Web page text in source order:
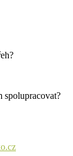
spolupracovat?